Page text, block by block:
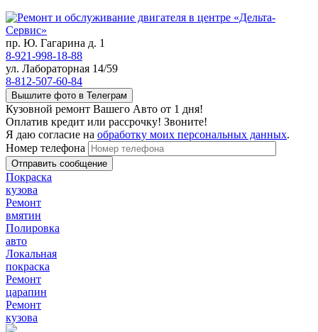
пр. Ю. Гагарина д. 1
8-921-998-18-88
ул. Лабораторная 14/59
8-812-507-60-84
Вышлите фото в Телеграм
Кузовной ремонт Вашего Авто от 1 дня!
Оплатив кредит или рассрочку! Звоните!
Я даю согласие на обработку моих персональных данных.
Номер телефона
Покраска
кузова
Ремонт
вмятин
Полировка
авто
Локальная
покраска
Ремонт
царапин
Ремонт
кузова